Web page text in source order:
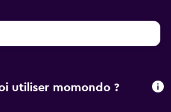
utiliser momondo ?